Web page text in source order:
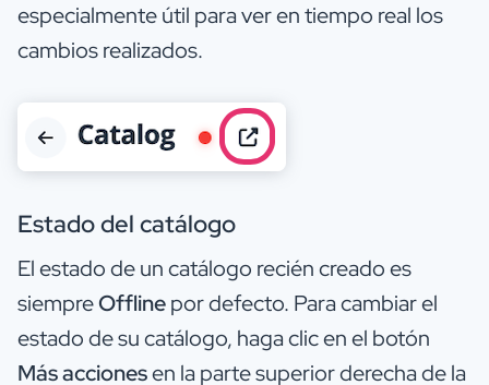
especialmente útil para ver en tiempo real los
cambios realizados.
Estado del catálogo
El estado de un catálogo recién creado es
siempreOfflinepor defecto. Para cambiar el
estado de su catálogo, haga clic en el botón
Más accionesen la parte superior derecha de la